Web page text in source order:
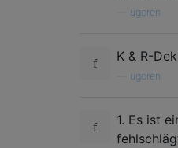
fgets(buf,
    return 0;
ugoren
K & R-
ugoren
1. Es ist